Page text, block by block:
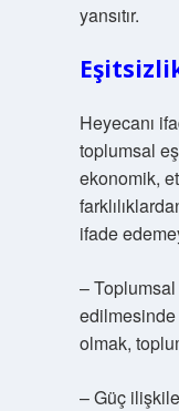
yansıtır.
Heyecanı
toplumsal
ekonomik,
ifade
–
edilmesinde
olmak,
– Güç